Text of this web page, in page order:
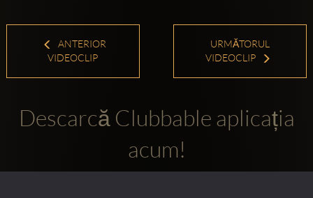
ANTERIOR
VIDEOCLIP
URMĂTORUL
VIDEOCLIP
Descarcă Clubbable aplicația
acum!